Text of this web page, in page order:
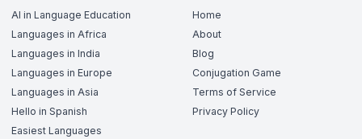
AI in Language Education
Languages in Africa
Languages in India
Languages in Europe
Languages in Asia
Hello in Spanish
Easiest Languages
Home
About
Blog
Conjugation Game
Terms of Service
Privacy Policy